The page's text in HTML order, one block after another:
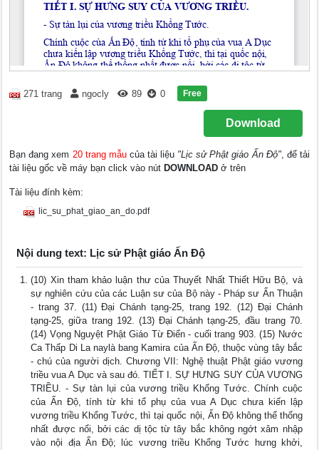
271 trang ngocly 89 0 Free
Download
Bạn đang xem 20 trang mẫucủa tài liệu "Lịc sử Phật giáo Ấn Độ", để tải
tài liệu gốc về máy bạn click vào nút DOWNLOAD ở trên
Tài liệu đính kèm:
lic_su_phat_giao_an_do.pdf
Nội dung text: Lịc sử Phật giáo Ấn Độ
(10) Xin tham khảo luận thư của Thuyết Nhất Thiết Hữu Bộ, và
sự nghiên cứu của các Luận sư của Bộ này - Pháp sư Ấn Thuận
- trang 37. (11) Ðại Chánh tạng-25, trang 192. (12) Ðại Chánh
tạng-25, giữa trang 192. (13) Ðại Chánh tạng-25, đầu trang 70.
(14) Vọng Nguyệt Phật Giáo Từ Ðiển - cuối trang 903. (15) Nước
Ca Thấp Di La naylà bang Kamira của Ấn Ðộ, thuộc vùng tây bắc
- chú của người dịch. Chương VII: Nghệ thuật Phật giáo vương
triều vua A Dục và sau đó. TIẾT I. SỰ HƯNG SUY CỦA VƯƠNG
TRIỀU. - Sự tàn lụi của vương triều Khổng Tước. Chính cuộc
của Ấn Ðộ, tính từ khi tổ phụ của vua A Dục chưa kiến lập
vương triều Khổng Tước, thì tại quốc nội, Ấn Ðộ không thể thống
nhất được nổi, bởi các dị tộc từ tây bắc không ngớt xâm nhập
vào nội địa Ấn Ðộ; lúc vương triều Khổng Tước hưng khởi,